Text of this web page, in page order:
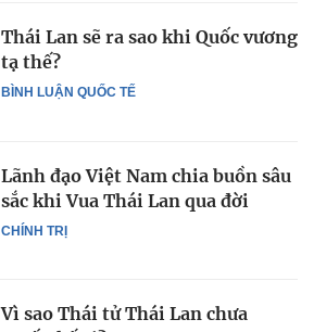
BÌNH LUẬN QUỐC TẾ
Thái Lan sẽ ra sao khi Quốc vương
tạ thế?
CHÍNH TRỊ
Lãnh đạo Việt Nam chia buồn sâu
sắc khi Vua Thái Lan qua đời
Vì sao Thái tử Thái Lan chưa